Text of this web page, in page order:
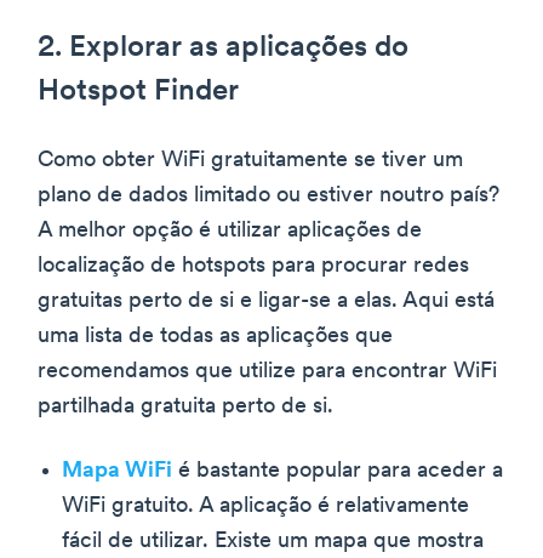
2. Explorar as aplicações do
Hotspot Finder
Como obter WiFi gratuitamente se tiver um
plano de dados limitado ou estiver noutro país?
A melhor opção é utilizar aplicações de
localização de hotspots para procurar redes
gratuitas perto de si e ligar-se a elas. Aqui está
uma lista de todas as aplicações que
recomendamos que utilize para encontrar WiFi
partilhada gratuita perto de si.
Mapa WiFi é bastante popular para aceder a
WiFi gratuito. A aplicação é relativamente
fácil de utilizar. Existe um mapa que mostra